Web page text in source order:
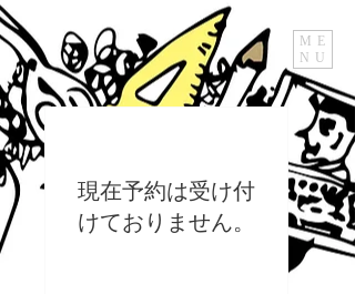
ME
NU
現在予約は受け付
けておりません。